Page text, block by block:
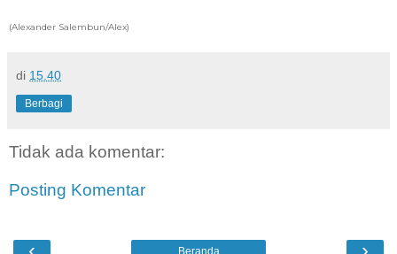
(Alexander Salembun/Alex)
di 15.40
Berbagi
Tidak ada komentar:
Posting Komentar
Beranda